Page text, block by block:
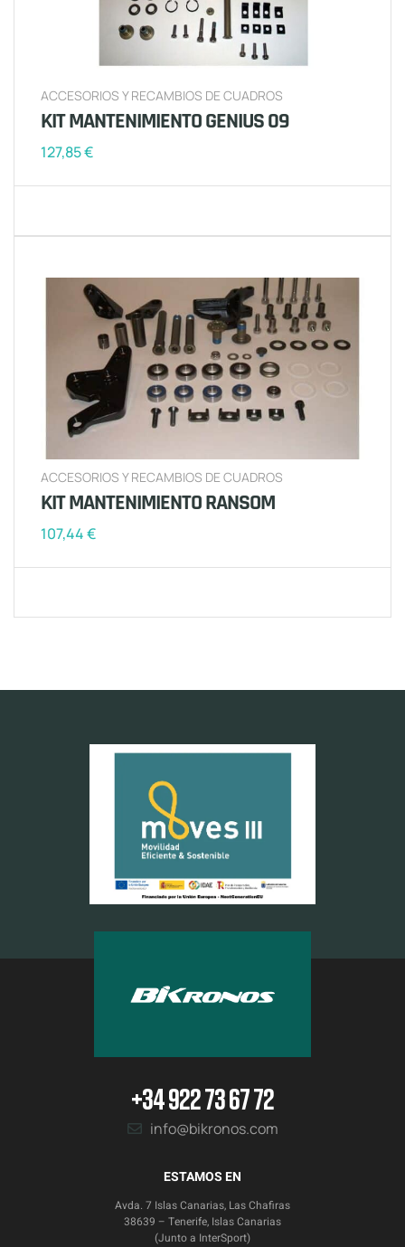
ACCESORIOS Y RECAMBIOS DE CUADROS
KIT MANTENIMIENTO GENIUS 09
127,85€
ACCESORIOS Y RECAMBIOS DE CUADROS
KIT MANTENIMIENTO RANSOM
107,44€
+34 922 73 67 72
info@bikronos.com
ESTAMOS EN
Avda. 7 Islas Canarias, Las Chafiras
38639 – Tenerife, Islas Canarias
(Junto a InterSport)